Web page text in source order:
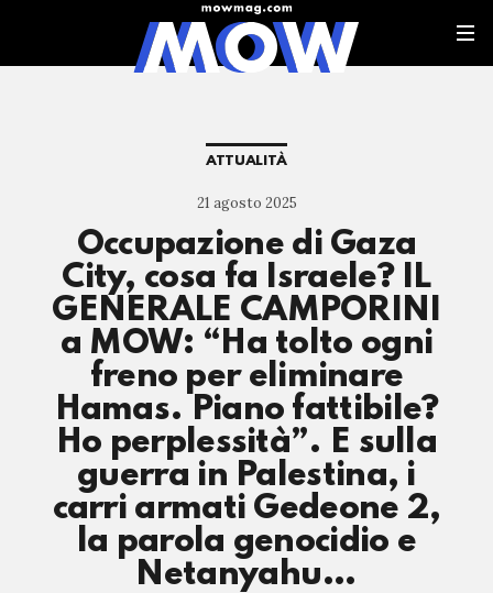
ATTUALITÀ
21 agosto 2025
Occupazione di Gaza
City, cosa fa Israele? IL
GENERALE CAMPORINI
a MOW: “Ha tolto ogni
freno per eliminare
Hamas. Piano fattibile?
Ho perplessità”. E sulla
guerra in Palestina, i
carri armati Gedeone 2,
la parola genocidio e
Netanyahu…